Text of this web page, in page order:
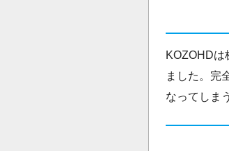
KOZOHDは
ました。完
なってしま